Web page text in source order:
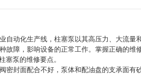
自动化生产线，柱塞泵以其高压力、大流量
故障，影响设备的正常工作。掌握正确的维
塞泵的维修要点。
密封面配合不好，泵体和配油盘的支承面有